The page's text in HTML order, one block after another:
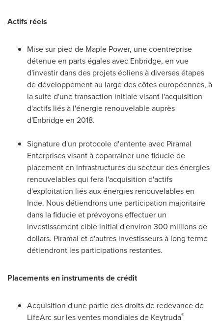
Actifs réels
Mise sur pied de Maple Power, une coentreprise
détenue en parts égales avec Enbridge, en vue
d'investir dans des projets éoliens à diverses étapes
de développement au large des côtes européennes, à
la suite d'une transaction initiale visant l'acquisition
d'actifs liés à l'énergie renouvelable auprès
d'Enbridge en 2018.
Signature d'un protocole d'entente avec Piramal
Enterprises visant à coparrainer une fiducie de
placement en infrastructures du secteur des énergies
renouvelables qui fera l'acquisition d'actifs
d'exploitation liés aux énergies renouvelables en
Inde. Nous détiendrons une participation majoritaire
dans la fiducie et prévoyons effectuer un
investissement cible initial d'environ 300 millions de
dollars. Piramal et d'autres investisseurs à long terme
détiendront les participations restantes.
Placements en instruments de crédit
Acquisition d'une partie des droits de redevance de
LifeArc sur les ventes mondiales de Keytruda®